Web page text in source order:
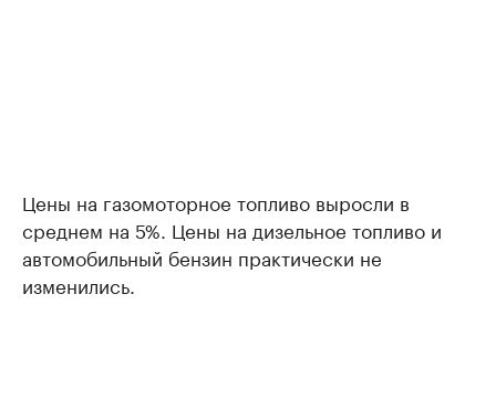
Цены на газомоторное топливо выросли в
среднем на 5%. Цены на дизельное топливо и
автомобильный бензин практически не
изменились.